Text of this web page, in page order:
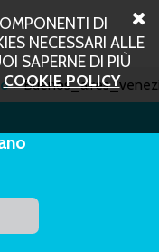
DI
NECESSARI ALLE
SAPERNE DI PIÙ
COOKIE POLICY